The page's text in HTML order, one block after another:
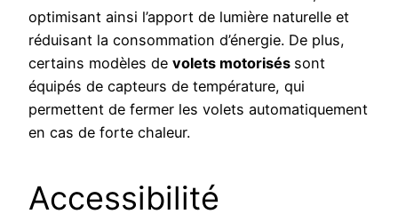
optimisant ainsi l’apport de lumière naturelle et
réduisant la consommation d’énergie. De plus,
certains modèles de volets motorisés sont
équipés de capteurs de température, qui
permettent de fermer les volets automatiquement
en cas de forte chaleur.
Accessibilité